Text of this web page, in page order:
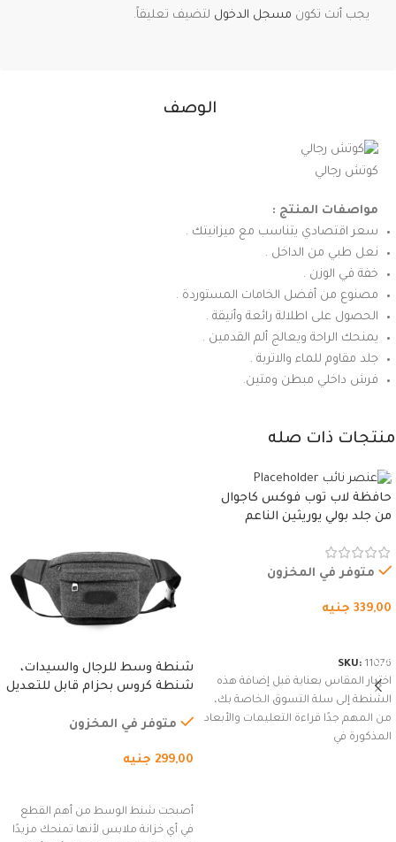
الوصف
كوتش رجالي
مواصفات المنتج :
سعر اقتصادي يتناسب مع ميزانيتك .
نعل طبي من الداخل .
خفة في الوزن .
مصنوع من أفضل الخامات المستوردة .
الحصول على اطلالة رائعة وأنيقة .
يمنحك الراحة ويعالج ألم القدمين .
جلد مقاوم للماء والاتربة .
فرش داخلي مبطن ومتين.
يجب أنت تكون مسجل الدخول لتضيف تعليقاً.
منتجات ذات صله
حافظة لاب توب فوكس كاجوال
من جلد بولي يوريثين الناعم
وسوستة.
متوفر في المخزون
339,00 جنيه
SKU: 11076
اختيار المقاس بعناية قبل إضافة هذه
الشنطة إلى سلة التسوق الخاصة بك،
من المهم جدًا قراءة التعليمات والأبعاد
المذكورة في
شنطة وسط للرجال والسيدات،
شنطة كروس بحزام قابل للتعديل
السفر، الجري العادي، المشي
(رمادي)
متوفر في المخزون
299,00 جنيه
أصبحت شنط الوسط من أهم القطع
في أي خزانة ملابس لأنها تمنحك مزيدًا